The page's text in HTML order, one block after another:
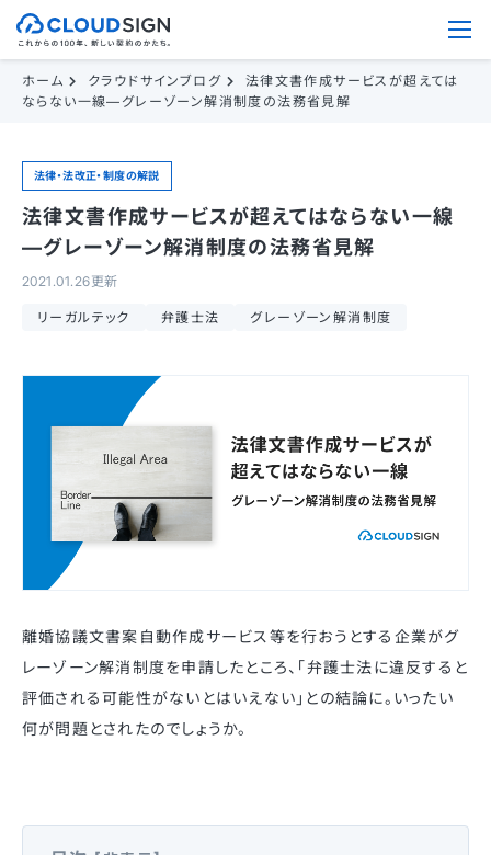
ホーム クラウドサインブログ
法律文書作成サービスが超えては
ならない一線—グレーゾーン解消制度の法務省見解
法律・法改正・制度の解説
法律文書作成サービスが超えてはならない一線
—グレーゾーン解消制度の法務省見解
2021.01.26更新
リーガルテック 弁護士法 グレーゾーン解消制度
離婚協議文書案自動作成サービス等を行おうとする企業がグ
レーゾーン解消制度を申請したところ、「弁護士法に違反すると
評価される可能性がないとはいえない」との結論に。いったい
何が問題とされたのでしょうか。